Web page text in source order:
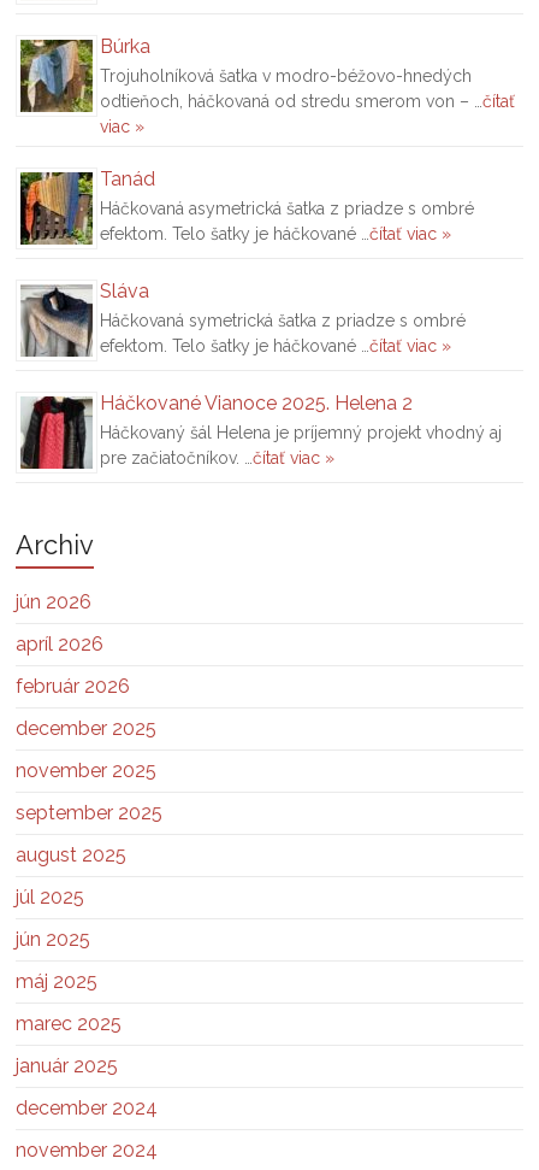
Búrka
Trojuholníková šatka v modro-béžovo-hnedých
odtieňoch, háčkovaná od stredu smerom von – …čítať
viac »
Tanád
Háčkovaná asymetrická šatka z priadze s ombré
efektom. Telo šatky je háčkované …čítať viac »
Sláva
Háčkovaná symetrická šatka z priadze s ombré
efektom. Telo šatky je háčkované …čítať viac »
Háčkované Vianoce 2025. Helena 2
Háčkovaný šál Helena je príjemný projekt vhodný aj
pre začiatočníkov. …čítať viac »
Archiv
jún 2026
apríl 2026
február 2026
december 2025
november 2025
september 2025
august 2025
júl 2025
jún 2025
máj 2025
marec 2025
január 2025
december 2024
november 2024